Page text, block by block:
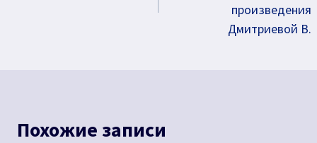
произведения
Дмитриевой В.
Похожие записи